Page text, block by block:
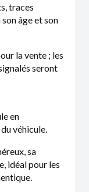
traces
âge et son
la vente ; les
seront
en
véhicule.
sa
idéal pour les